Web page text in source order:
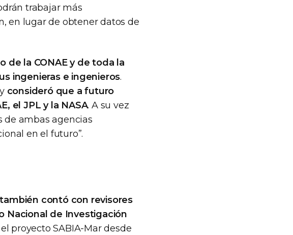
trabajar más
en lugar de obtener datos de
de la CONAE y de toda la
ingenieras e ingenieros.
consideró que a futuro
el JPL y la NASA. A su vez
de ambas agencias
en el futuro”.
también contó con revisores
Nacional de Investigación
proyecto SABIA-Mar desde